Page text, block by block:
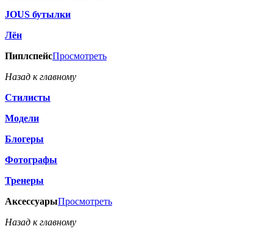
JOUS бутылки
Лён
ПиплспейсПросмотреть
Назад к главному
Стилисты
Модели
Блогеры
Фотографы
Тренеры
АксессуарыПросмотреть
Назад к главному